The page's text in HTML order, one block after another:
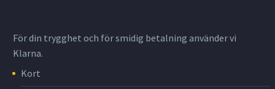
För din trygghet och för smidig betalning använder vi
Klarna.
Kort